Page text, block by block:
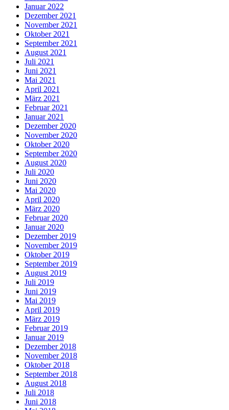
Januar 2022
Dezember 2021
November 2021
Oktober 2021
September 2021
August 2021
Juli 2021
Juni 2021
Mai 2021
April 2021
März 2021
Februar 2021
Januar 2021
Dezember 2020
November 2020
Oktober 2020
September 2020
August 2020
Juli 2020
Juni 2020
Mai 2020
April 2020
März 2020
Februar 2020
Januar 2020
Dezember 2019
November 2019
Oktober 2019
September 2019
August 2019
Juli 2019
Juni 2019
Mai 2019
April 2019
März 2019
Februar 2019
Januar 2019
Dezember 2018
November 2018
Oktober 2018
September 2018
August 2018
Juli 2018
Juni 2018